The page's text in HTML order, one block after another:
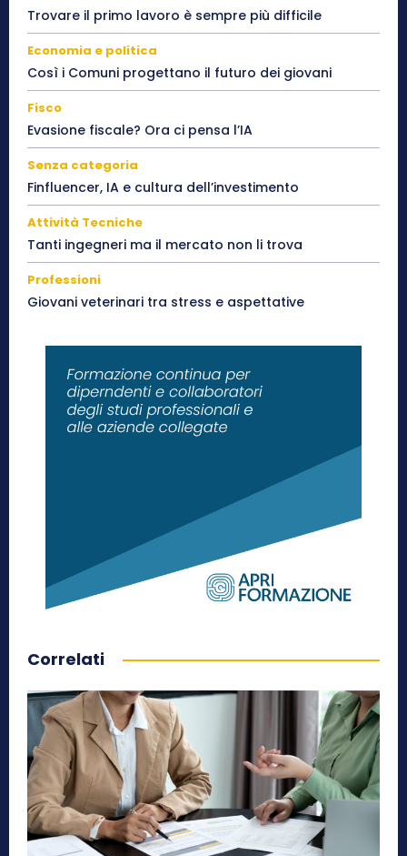
Trovare il primo lavoro è sempre più difficile
Economia e politica
Così i Comuni progettano il futuro dei giovani
Fisco
Evasione fiscale? Ora ci pensa l’IA
Senza categoria
Finfluencer, IA e cultura dell’investimento
Attività Tecniche
Tanti ingegneri ma il mercato non li trova
Professioni
Giovani veterinari tra stress e aspettative
Correlati